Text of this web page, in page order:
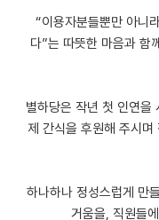
“이용자분들뿐만 아니
다”는 따뜻한 마음과 함
별하당은 작년 첫 인연을
제 간식을 후원해 주시며
하나하나 정성스럽게 만
거움을, 직원들